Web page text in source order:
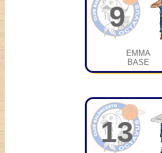
9
EMMA
BASE
13